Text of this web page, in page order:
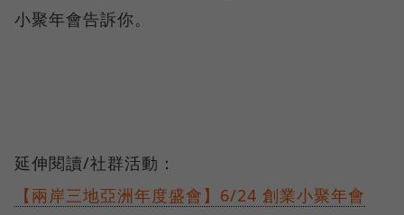
小聚年會告訴你。
延伸閱讀/社群活動：
【兩岸三地亞洲年度盛會】6/24 創業小聚年會